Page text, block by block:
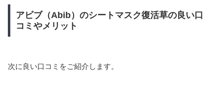
アビブ（Abib）のシートマスク復活草の良い口
コミやメリット
次に良い口コミをご紹介します。